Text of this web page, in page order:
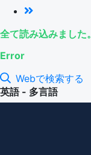
全て読み込みました。
Error
Webで検索する
英語 - 多言語